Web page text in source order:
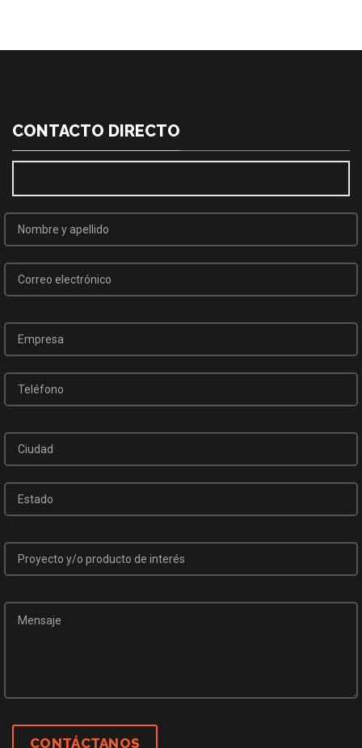
CONTACTO DIRECTO